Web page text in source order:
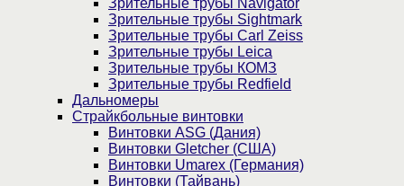
Зрительные трубы Navigator
Зрительные трубы Sightmark
Зрительные трубы Carl Zeiss
Зрительные трубы Leica
Зрительные трубы КОМЗ
Зрительные трубы Redfield
Дальномеры
Страйкбольные винтовки
Винтовки ASG (Дания)
Винтовки Gletcher (США)
Винтовки Umarex (Германия)
Винтовки (Тайвань)